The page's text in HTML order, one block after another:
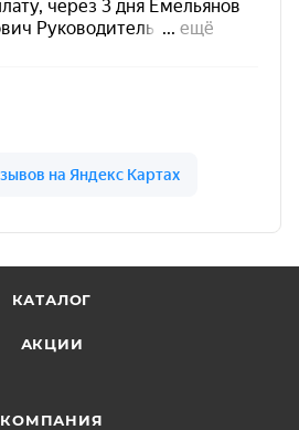
КАТАЛОГ
АКЦИИ
КОМПАНИЯ